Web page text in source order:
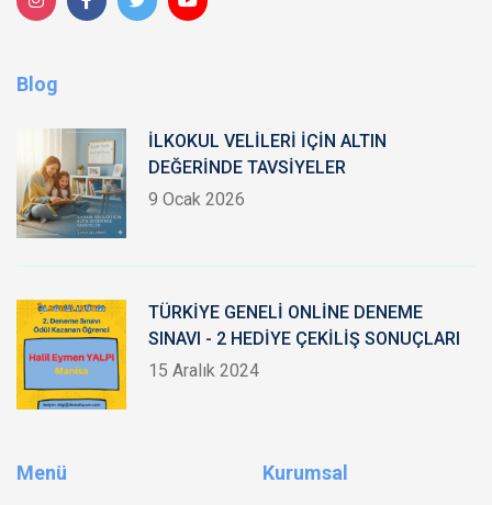
Blog
İLKOKUL VELİLERİ İÇİN ALTIN
DEĞERİNDE TAVSİYELER
9 Ocak 2026
TÜRKİYE GENELİ ONLİNE DENEME
SINAVI - 2 HEDİYE ÇEKİLİŞ SONUÇLARI
15 Aralık 2024
Menü Kurumsal